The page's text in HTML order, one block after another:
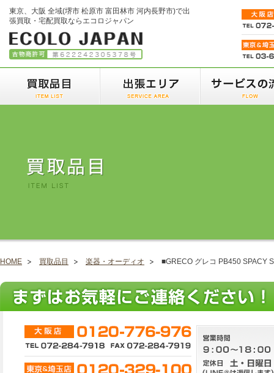
東京、大阪 全域(堺市 松原市 富田林市 河内長野市)で出
張買取・宅配買取ならエコロジャパン
HOME 買取品目 楽器・オーディオ ■GRECO グレコ PB450 SPACY